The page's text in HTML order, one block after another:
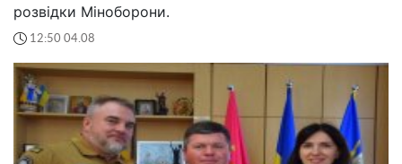
розвідки Міноборони.
12:50 04.08